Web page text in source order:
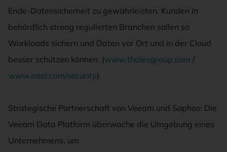
Ende-Datensicherheit zu gewährleisten. Kunden in
behördlich streng regulierten Branchen sollen so
Workloads sichern und Daten vor Ort und in der Cloud
besser schützen können. (www.thalesgroup.com /
www.intel.com/security)
Strategische Partnerschaft von Veeam und Sophos: Die
Veeam Data Platform überwache die Umgebung eines
Unternehmens, um